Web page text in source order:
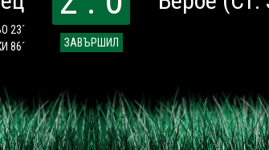
23´
86´
ЗАВЪРШИЛ